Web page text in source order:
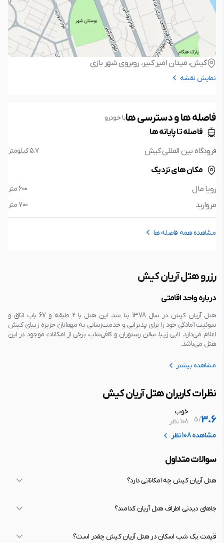
کیش، ميدان امير كبير، روبروى شهر بازى
نمایش نقشه
فاصله ها و دسترسی هابا خودرو
فاصله تا پایانه ها
فرودگاه بین المللی کیش
5.7 کیلومتر
مکان های نزدیک
رویا مال
600 متر
مروارید 700 متر
مشاهده همه فاصله ها
رزرو هتل آریان کیش
درباره واحد اقامتی
هتل آریان کیش در سال 1378 بنا شد. این هتل با 2 طبقه و 67 باب اتاق و
سوئیت آمادگی خود را برای پذیرایی و خدمت‌رسانی به مهمانان جزیره زیبای کیش
اعلام می‌دارد. لابی زیبا، سالن رستوران و کافی‌شاپ، برخی از امکانات موجود در این
هتل می‌باشد.
مشاهده بیشتر
نظرات کاربران هتل آریان کیش
3.6
/
5
خوب
108 نظر
مشاهده 108 نظر
سوالات متداول
هتل آریان کیش چه امکاناتی دارد؟
جاهای دیدنی اطراف هتل آریان کدامند؟
قیمت یک شب اسکان در هتل آریان کیش چقدر است؟